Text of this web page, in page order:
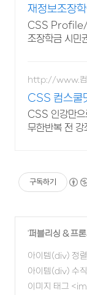
재정보조장
CSS Profile/
조장학금 시민
http://www.
CSS 컴스쿨
제시 기프티
CSS 인강만으
무한반복 전
구독하기
'퍼블리싱 & 프
아이템(div) 정
iner 속성(2) (0)
아이템(div) 수
기 - flex
이미지 태그